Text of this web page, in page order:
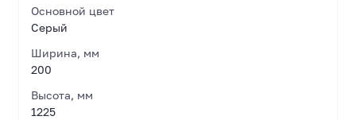
Основной цвет
Серый
Ширина, мм
200
Высота, мм
1225